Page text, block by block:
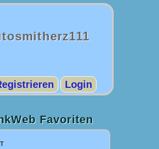
Login
Favoriten